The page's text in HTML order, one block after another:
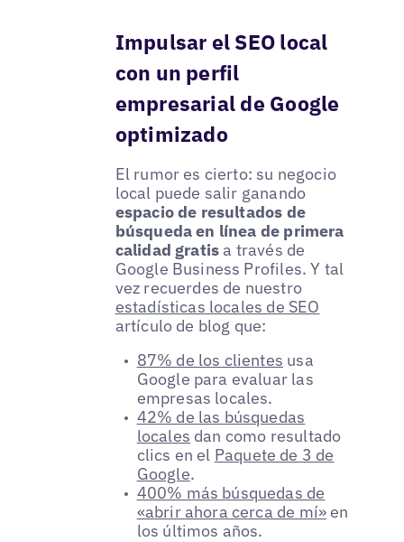
Impulsar el SEO local
con un perfil
empresarial de Google
optimizado
El rumor es cierto: su negocio
local puede salir ganando
espacio de resultados de
búsqueda en línea de primera
calidad gratisa través de
Google Business Profiles. Y tal
vez recuerdes de nuestro
estadísticas locales de SEO
artículo de blog que:
87% de los clientes usa
Google para evaluar las
empresas locales.
42% de las búsquedas
locales dan como resultado
clics en el Paquete de 3 de
Google.
400% más búsquedas de
«abrir ahora cerca de mí» en
los últimos años.